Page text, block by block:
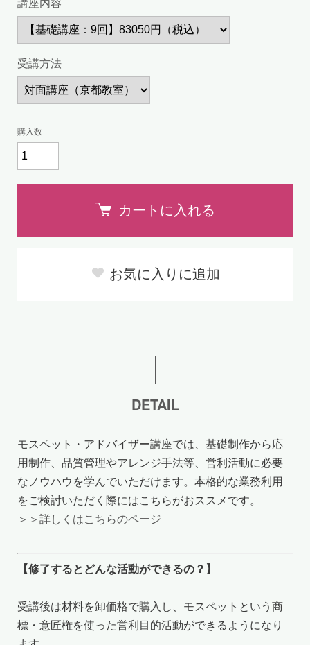
講座内容
受講方法
購入数
カートに入れる
お気に入りに追加
DETAIL
モスペット・アドバイザー講座では、基礎制作から応
用制作、品質管理やアレンジ手法等、営利活動に必要
なノウハウを学んでいただけます。本格的な業務利用
をご検討いただく際にはこちらがおススメです。
＞＞詳しくはこちらのページ
【修了するとどんな活動ができるの？】
受講後は材料を卸価格で購入し、モスペットという商
標・意匠権を使った営利目的活動ができるようになり